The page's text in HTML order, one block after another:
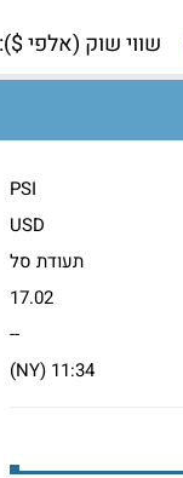
שווי שוק (אלפי $):
PSI
USD
תעודת סל
17.02
--
11:34 (NY)